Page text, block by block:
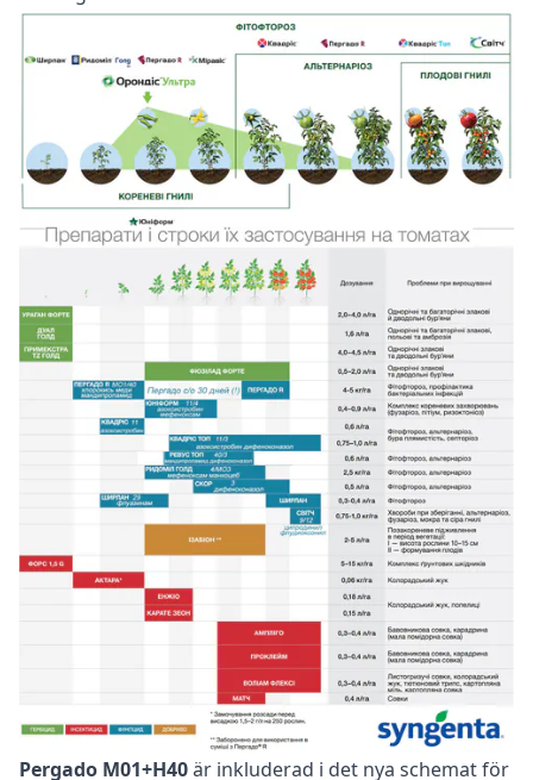
Pergado M01+H40är inkluderad i det nya schemat för